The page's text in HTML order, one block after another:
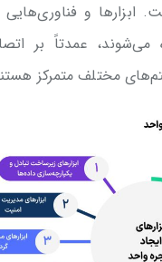
ابزارها و فناوری‌هایی
می‌شوند، عمدتاً بر
مختلف متمرکز